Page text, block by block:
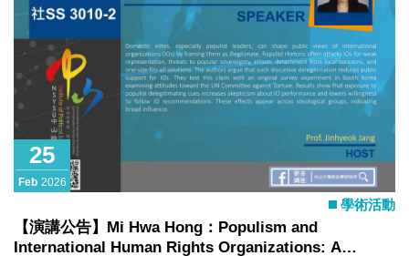
25
Feb 2026
學術活動
【演講公告】Mi Hwa Hong：Populism and
International Human Rights Organizations: A